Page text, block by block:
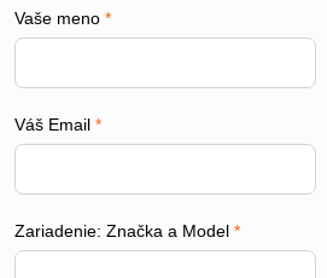
Vaše meno *
Váš Email *
Zariadenie: Značka a Model *